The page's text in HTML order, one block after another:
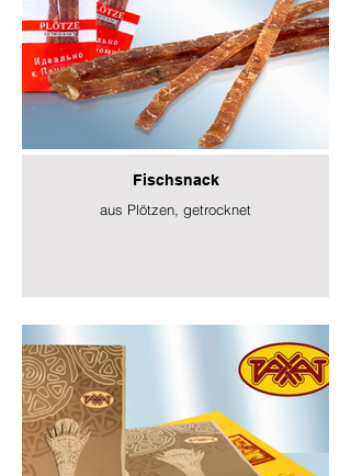
Fischsnack
aus Plötzen, getrocknet